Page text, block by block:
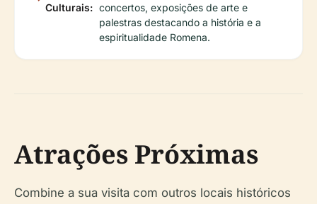
Culturais: concertos, exposições de arte e
palestras destacando a história e a
espiritualidade Romena.
Atrações Próximas
Combine a sua visita com outros locais históricos